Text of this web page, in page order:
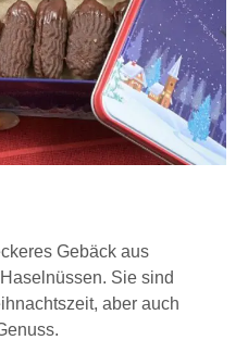
Gebäck aus
Sie sind
aber auch